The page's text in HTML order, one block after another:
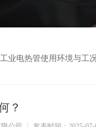
业电热管使用环境与工
？